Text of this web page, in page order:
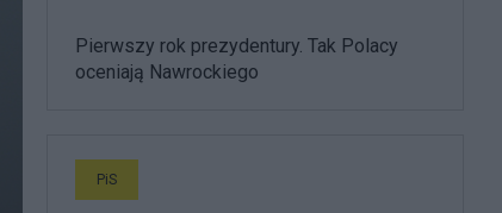
Pierwszy rok prezydentury. Tak Polacy
oceniają Nawrockiego
PiS